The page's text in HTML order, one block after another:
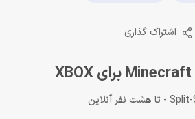
اشتراک گذاری